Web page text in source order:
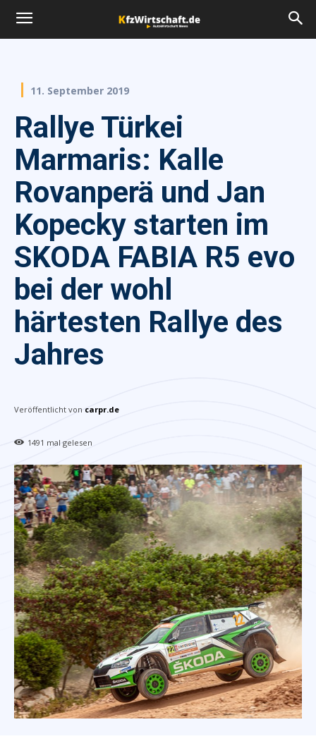
11. September 2019
Rallye Türkei
Marmaris: Kalle
Rovanperä und Jan
Kopecky starten im
SKODA FABIA R5 evo
bei der wohl
härtesten Rallye des
Jahres
Veröffentlicht von carpr.de
1491 mal gelesen